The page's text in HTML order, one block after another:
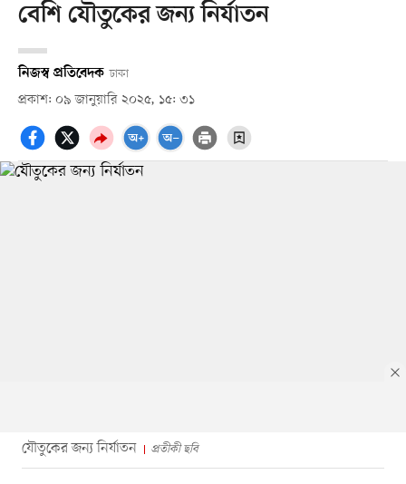
বেশি যৌতুকের জন্য নির্যাতন
নিজস্ব প্রতিবেদক ঢাকা
প্রকাশ: ০৯ জানুয়ারি ২০২৫, ১৫: ৩১
যৌতুকের জন্য নির্যাতন প্রতীকী ছবি